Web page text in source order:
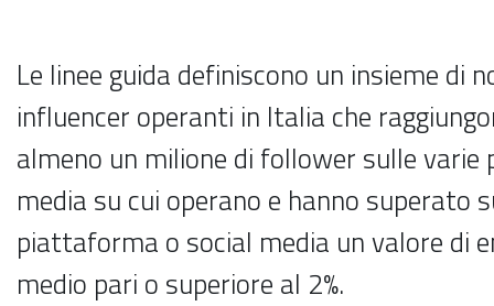
Le linee guida definiscono un insieme di
influencer operanti in Italia che
almeno un milione di follower sulle
media su cui operano e hanno superato
piattaforma o social media un valore di
medio pari o superiore al 2%.